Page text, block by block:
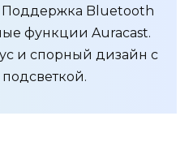
Поддержка Bluetooth
функции Auracast.
и спорный дизайн с